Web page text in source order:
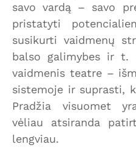
savo vardą – savo
pristatyti
susikurti vaidmenų
balso galimybes ir t.
vaidmenis teatre –
sistemoje ir suprasti,
Pradžia visuomet
vėliau atsiranda
lengviau.